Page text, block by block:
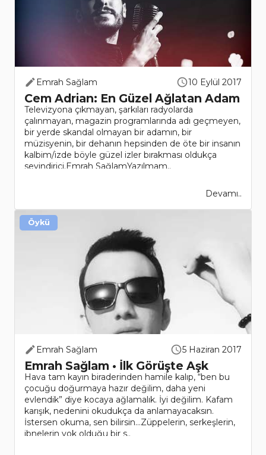
Emrah Sağlam 10 Eylül 2017
Cem Adrian: En Güzel Ağlatan Adam
Televizyona çıkmayan, şarkıları radyolarda
çalınmayan, magazin programlarında adı geçmeyen,
bir yerde skandal olmayan bir adamın, bir
müzisyenin, bir dehanın hepsinden de öte bir insanın
kalbim/izde böyle güzel izler bırakması oldukça
sevindirici.Emrah SağlamYazılmam..
Devamı..
Emrah Sağlam 5 Haziran 2017
Emrah Sağlam • İlk Görüşte Aşk
Hava tam kayın biraderinden hamile kalıp, “ben bu
çocuğu doğurmaya hazır değilim, daha yeni
evlendik” diye kocaya ağlamalık. İyi değilim. Kafam
karışık, nedenini okudukça da anlamayacaksın.
İstersen okuma, sen bilirsin…Züppelerin, serkeşlerin,
ibnelerin yok olduğu bir s..
Öykü